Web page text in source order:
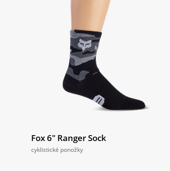
Fox 6" Ranger Sock
cyklistické ponožky